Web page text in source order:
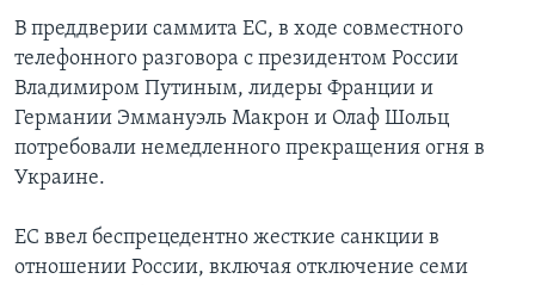
В преддверии саммита ЕС, в ходе совместного
телефонного разговора с президентом России
Владимиром Путиным, лидеры Франции и
Германии Эммануэль Макрон и Олаф Шольц
потребовали немедленного прекращения огня в
Украине.
ЕС ввел беспрецедентно жесткие санкции в
отношении России, включая отключение семи